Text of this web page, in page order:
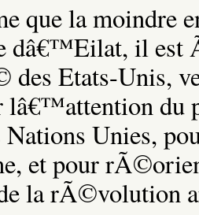
que la
dâ€™Eilat, il est
Etats-Unis,
du
Nations Unies,
et pour
la rÃ©volution